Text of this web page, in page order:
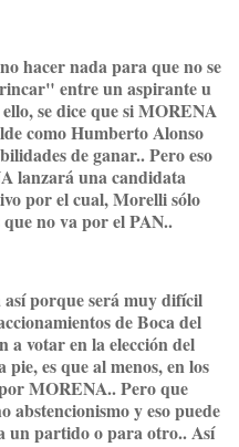
hacer nada para que no se
entre un aspirante u
se dice que si MORENA
como Humberto Alonso
de ganar.. Pero eso
lanzará una candidata
por el cual, Morelli sólo
no va por el PAN..
porque será muy difícil
de Boca del
a votar en la elección del
es que al menos, en los
MORENA.. Pero que
abstencionismo y eso puede
un partido o para otro.. Así